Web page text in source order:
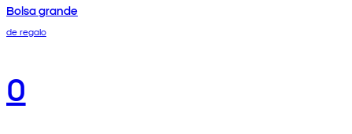
Bolsa grande
de regalo
0